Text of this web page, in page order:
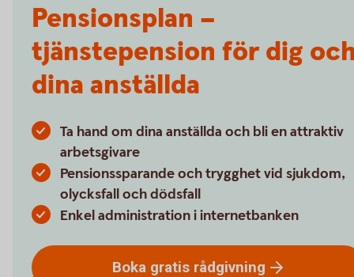
Pensionsplan –
tjänstepension för dig
dina anställda
Ta hand om dina anställda och bli en attraktiv
arbetsgivare
Pensionssparande och trygghet vid sjukdom,
olycksfall och dödsfall
Enkel administration i internetbanken
Boka gratis rådgivning